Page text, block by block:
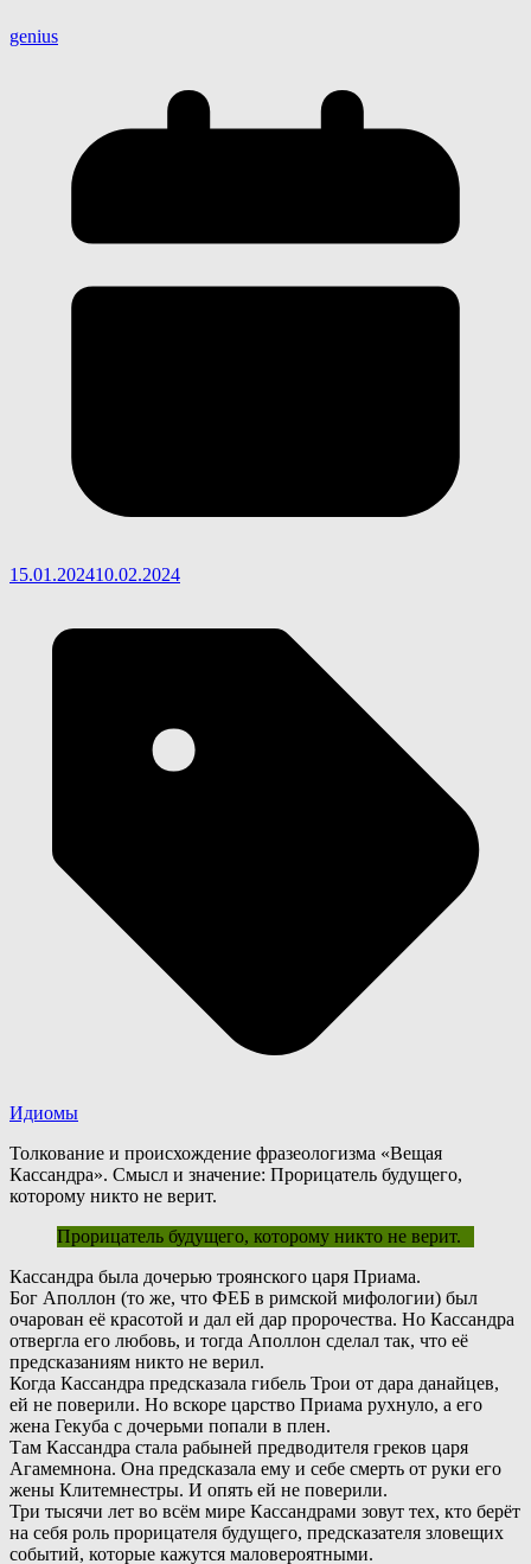
genius
15.01.202410.02.2024
Идиомы
Толкование и происхождение фразеологизма «Вещая
Кассандра». Смысл и значение: Прорицатель будущего,
которому никто не верит.
Прорицатель будущего, которому никто не верит.
Кассандра была дочерью троянского царя Приама.
Бог Аполлон (то же, что ФЕБ в римской мифологии) был
очарован её красотой и дал ей дар пророчества. Но Кассандра
отвергла его любовь, и тогда Аполлон сделал так, что её
предсказаниям никто не верил.
Когда Кассандра предсказала гибель Трои от дара данайцев,
ей не поверили. Но вскоре царство Приама рухнуло, а его
жена Гекуба с дочерьми попали в плен.
Там Кассандра стала рабыней предводителя греков царя
Агамемнона. Она предсказала ему и себе смерть от руки его
жены Клитемнестры. И опять ей не поверили.
Три тысячи лет во всём мире Кассандрами зовут тех, кто берёт
на себя роль прорицателя будущего, предсказателя зловещих
событий, которые кажутся маловероятными.